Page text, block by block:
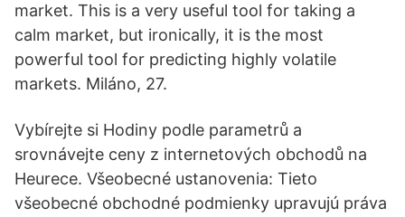
market. This is a very useful tool for taking a
calm market, but ironically, it is the most
powerful tool for predicting highly volatile
markets. Miláno, 27.
Vybírejte si Hodiny podle parametrů a
srovnávejte ceny z internetových obchodů na
Heurece. Všeobecné ustanovenia: Tieto
všeobecné obchodné podmienky upravujú práva